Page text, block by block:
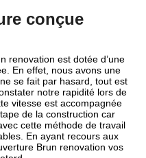
conçue
renovation est dotée d’une
En effet, nous avons une
se fait par hasard, tout est
notre rapidité lors de
vitesse est accompagnée
de la construction car
cette méthode de travail
En ayant recours aux
Brun renovation vos